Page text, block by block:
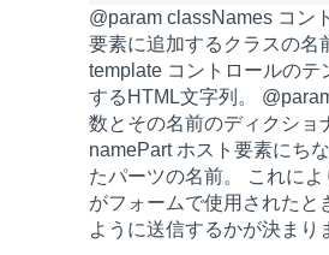
@param classNames コン
要素に追加するクラスの名
template コントロールのテ
するHTML文字列。
数とその名前のディクショ
namePart ホスト要素にち
たパーツの名前。 これに
がフォームで使用されたと
ように送信するかが決まり